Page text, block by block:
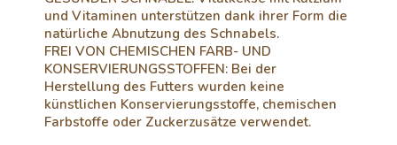
und Vitaminen unterstützen dank ihrer Form die
natürliche Abnutzung des Schnabels.
FREI VON CHEMISCHEN FARB- UND
KONSERVIERUNGSSTOFFEN: Bei der
Herstellung des Futters wurden keine
künstlichen Konservierungsstoffe, chemischen
Farbstoffe oder Zuckerzusätze verwendet.